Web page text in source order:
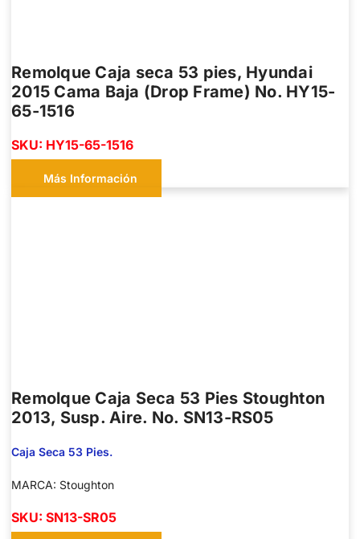
Remolque Caja seca 53 pies, Hyundai
2015 Cama Baja (Drop Frame) No. HY15-
65-1516
SKU: HY15-65-1516
Más Información
Remolque Caja Seca 53 Pies Stoughton
2013, Susp. Aire. No. SN13-RS05
Caja Seca 53 Pies.
MARCA: Stoughton
SKU: SN13-SR05